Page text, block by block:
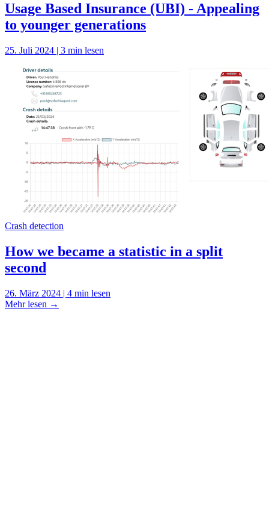
Usage Based Insurance (UBI) - Appealing
to younger generations
25. Juli 2024 | 3 min lesen
Crash detection
How we became a statistic in a split
second
26. März 2024 | 4 min lesen
Mehr lesen →